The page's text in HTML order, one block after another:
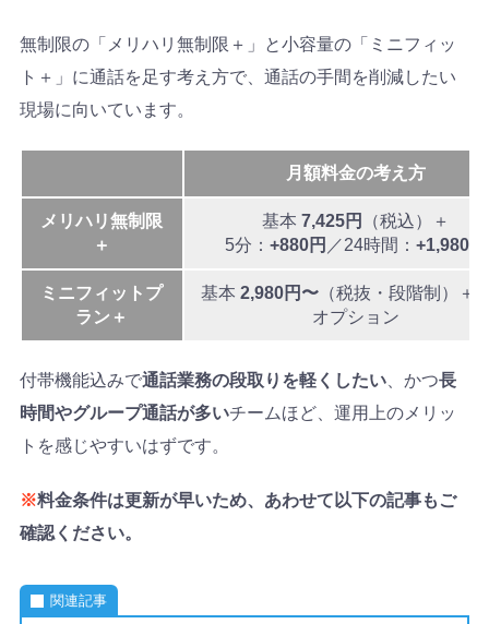
無制限の「メリハリ無制限＋」と小容量の「ミニフィッ
ト＋」に通話を足す考え方で、通話の手間を削減したい
現場に向いています。
月額料金の考え方
メリハリ無制限
＋
基本 7,425円
（税込）＋
5分： +880円 ／24時間： +1,980円
ミニフィットプ
ラン＋
基本 2,980円〜（税抜・段階制）＋
オプション
付帯機能込みで通話業務の段取りを軽くしたい、かつ長
時間やグループ通話が多いチームほど、運用上のメリッ
トを感じやすいはずです。
※料金条件は更新が早いため、あわせて以下の記事もご
確認ください。
関連記事